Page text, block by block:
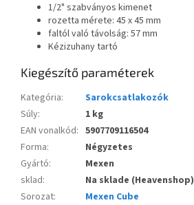
1/2" szabványos kimenet
rozetta mérete: 45 x 45 mm
faltól való távolság: 57 mm
Kézizuhany tartó
Kiegészítő paraméterek
Kategória:
Sarokcsatlakozók
Súly:
1 kg
EAN vonalkód: 5907709116504
Forma:
Négyzetes
Gyártó:
Mexen
sklad:
Na sklade (Heavenshop)
Sorozat:
Mexen Cube